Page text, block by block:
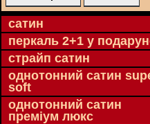
cатин
перкаль 2+1 у
страйп сатин
однотонний сатин
soft
однотонний сатин
преміум люкс